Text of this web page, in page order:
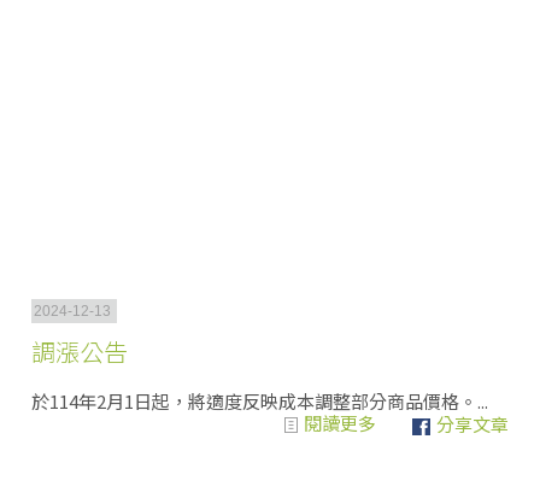
2024-12-13
調漲公告
於114年2月1日起，將適度反映成本調整部分商品價格。...
閱讀更多
分享文章